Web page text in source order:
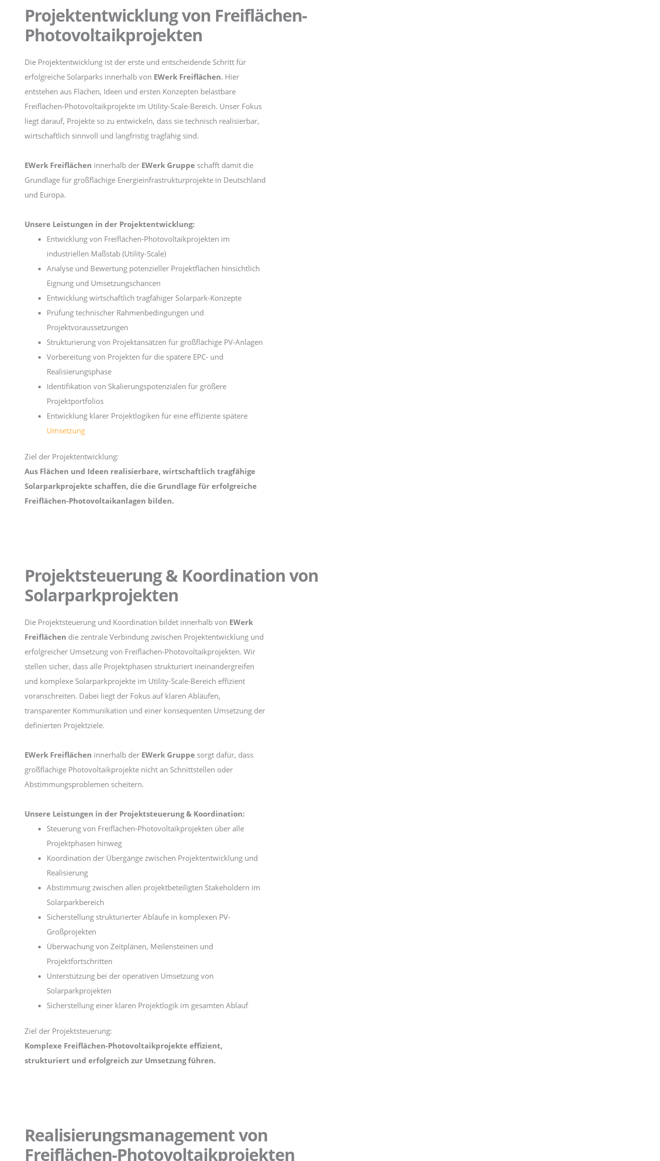
Projektentwicklung von Freiflächen-
Photovoltaikprojekten
Die Projektentwicklung ist der erste und entscheidende Schritt für
erfolgreiche Solarparks innerhalb von EWerk Freiflächen. Hier
entstehen aus Flächen, Ideen und ersten Konzepten belastbare
Freiflächen-Photovoltaikprojekte im Utility-Scale-Bereich. Unser Fokus
liegt darauf, Projekte so zu entwickeln, dass sie technisch realisierbar,
wirtschaftlich sinnvoll und langfristig tragfähig sind.
EWerk Freiflächen innerhalb der EWerk Gruppe schafft damit die
Grundlage für großflächige Energieinfrastrukturprojekte in Deutschland
und Europa.
Unsere Leistungen in der Projektentwicklung:
Entwicklung von Freiflächen-Photovoltaikprojekten im
industriellen Maßstab (Utility-Scale)
Analyse und Bewertung potenzieller Projektflächen hinsichtlich
Eignung und Umsetzungschancen
Entwicklung wirtschaftlich tragfähiger Solarpark-Konzepte
Prüfung technischer Rahmenbedingungen und
Projektvoraussetzungen
Strukturierung von Projektansätzen für großflächige PV-Anlagen
Vorbereitung von Projekten für die spätere EPC- und
Realisierungsphase
Identifikation von Skalierungspotenzialen für größere
Projektportfolios
Entwicklung klarer Projektlogiken für eine effiziente spätere
Umsetzung
Ziel der Projektentwicklung:
Aus Flächen und Ideen realisierbare, wirtschaftlich tragfähige
Solarparkprojekte schaffen, die die Grundlage für erfolgreiche
Freiflächen-Photovoltaikanlagen bilden.
Projektsteuerung & Koordination von
Solarparkprojekten
Die Projektsteuerung und Koordination bildet innerhalb von EWerk
Freiflächen die zentrale Verbindung zwischen Projektentwicklung und
erfolgreicher Umsetzung von Freiflächen-Photovoltaikprojekten. Wir
stellen sicher, dass alle Projektphasen strukturiert ineinandergreifen
und komplexe Solarparkprojekte im Utility-Scale-Bereich effizient
voranschreiten. Dabei liegt der Fokus auf klaren Abläufen,
transparenter Kommunikation und einer konsequenten Umsetzung der
definierten Projektziele.
EWerk Freiflächen innerhalb der EWerk Gruppe sorgt dafür, dass
großflächige Photovoltaikprojekte nicht an Schnittstellen oder
Abstimmungsproblemen scheitern.
Unsere Leistungen in der Projektsteuerung & Koordination:
Steuerung von Freiflächen-Photovoltaikprojekten über alle
Projektphasen hinweg
Koordination der Übergänge zwischen Projektentwicklung und
Realisierung
Abstimmung zwischen allen projektbeteiligten Stakeholdern im
Solarparkbereich
Sicherstellung strukturierter Abläufe in komplexen PV-
Großprojekten
Überwachung von Zeitplänen, Meilensteinen und
Projektfortschritten
Unterstützung bei der operativen Umsetzung von
Solarparkprojekten
Sicherstellung einer klaren Projektlogik im gesamten Ablauf
Ziel der Projektsteuerung:
Komplexe Freiflächen-Photovoltaikprojekte effizient,
strukturiert und erfolgreich zur Umsetzung führen.
Realisierungsmanagement von
Freiflächen-Photovoltaikprojekten